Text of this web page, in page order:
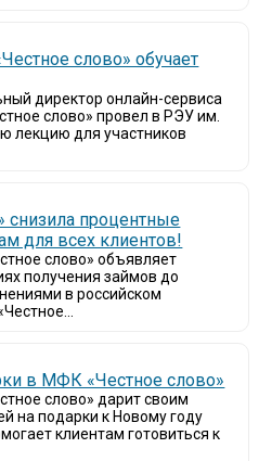
слово» обучает
директор онлайн-сервиса
слово» провел в РЭУ им.
лекцию для участников
процентные
для всех клиентов!
слово» объявляет
получения займов до
в российском
в МФК «Честное слово»
слово» дарит своим
на подарки к Новому году
клиентам готовиться к